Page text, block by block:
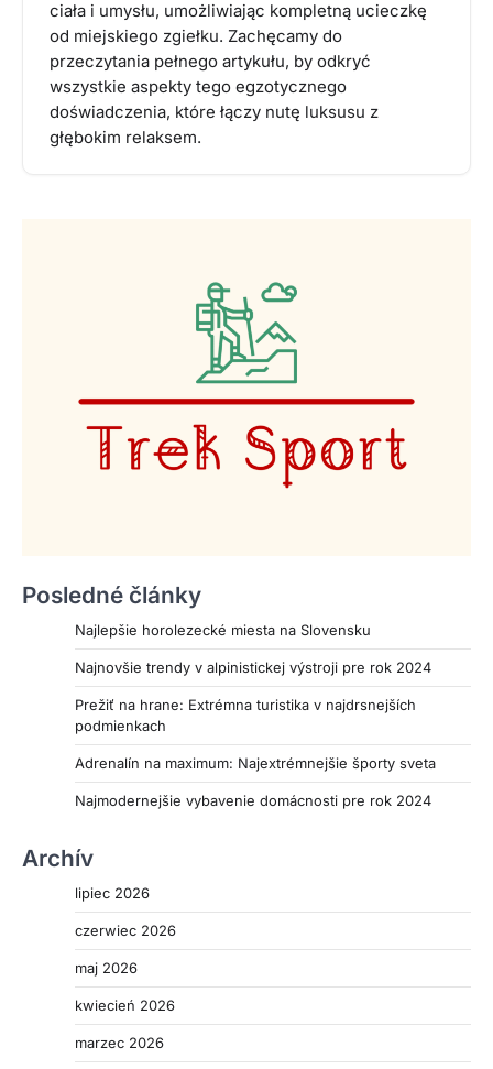
ciała i umysłu, umożliwiając kompletną ucieczkę
od miejskiego zgiełku. Zachęcamy do
przeczytania pełnego artykułu, by odkryć
wszystkie aspekty tego egzotycznego
doświadczenia, które łączy nutę luksusu z
głębokim relaksem.
Posledné články
Najlepšie horolezecké miesta na Slovensku
Najnovšie trendy v alpinistickej výstroji pre rok 2024
Prežiť na hrane: Extrémna turistika v najdrsnejších
podmienkach
Adrenalín na maximum: Najextrémnejšie športy sveta
Najmodernejšie vybavenie domácnosti pre rok 2024
Archív
lipiec 2026
czerwiec 2026
maj 2026
kwiecień 2026
marzec 2026